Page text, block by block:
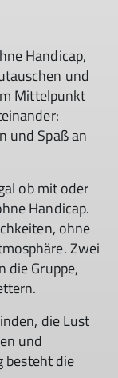
Handicap,
und
Mittelpunkt
und Spaß an
ob mit oder
Handicap.
ohne
Zwei
die Gruppe,
die Lust
und
besteht die